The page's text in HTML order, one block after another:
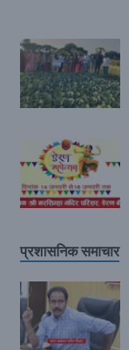
प्रशासनिक समाचार